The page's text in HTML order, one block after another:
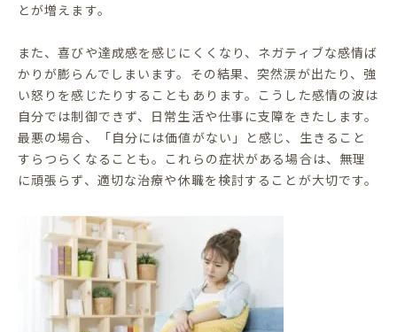
とが増えます。
また、喜びや達成感を感じにくくなり、ネガティブな感情ば
かりが膨らんでしまいます。その結果、突然涙が出たり、強
い怒りを感じたりすることもあります。こうした感情の波は
自分では制御できず、日常生活や仕事に支障をきたします。
最悪の場合、「自分には価値がない」と感じ、生きること
すらつらくなることも。これらの症状がある場合は、無理
に頑張らず、適切な治療や休職を検討することが大切です。